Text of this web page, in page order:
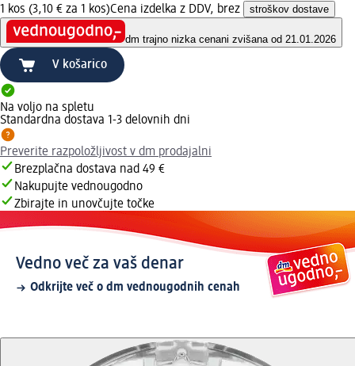
1 kos (3,10 € za 1 kos)Cena izdelka z DDV, brez stroškov dostave
dm trajno nizka cenani zvišana od 21.01.2026
V košarico
Na voljo na spletu
Standardna dostava 1-3 delovnih dni
Preverite razpoložljivost v dm prodajalni
Brezplačna dostava nad 49 €
Nakupujte vednougodno
Zbirajte in unovčujte točke
Vedno več za vaš denar
Odkrijte več o dm vednougodnih cenah